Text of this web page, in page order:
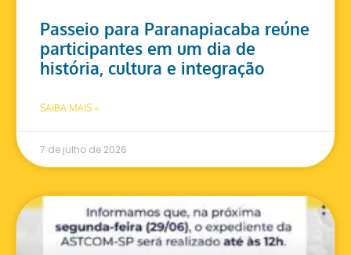
Passeio para Paranapiacaba reúne
participantes em um dia de
história, cultura e integração
SAIBA MAIS »
7 de julho de 2026